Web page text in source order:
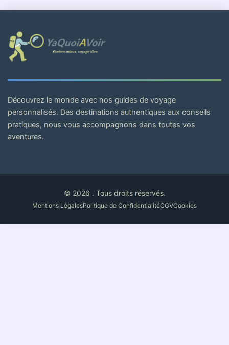
Découvrez le monde avec nos guides de voyage
personnalisés. Des destinations authentiques aux conseils
pratiques, nous vous accompagnons dans toutes vos
aventures.
© 2026 . Tous droits réservés.
Mentions LégalesPolitique de ConfidentialitéCGVCookies